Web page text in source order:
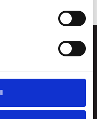
Kristiansand